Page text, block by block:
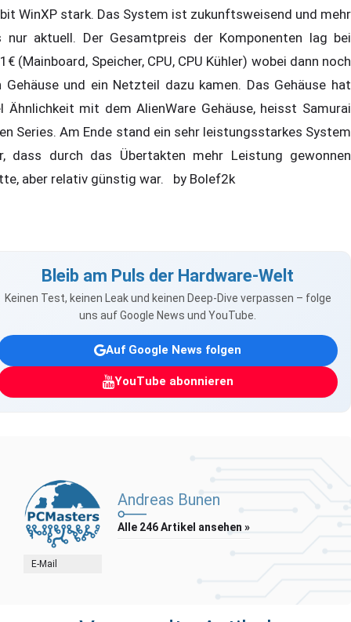
WinXP stark. Das System ist zukunftsweisend und mehr
nur aktuell. Der Gesamtpreis der Komponenten lag bei
(Mainboard, Speicher, CPU, CPU Kühler) wobei dann noch
Gehäuse und ein Netzteil dazu kamen. Das Gehäuse hat
Ähnlichkeit mit dem AlienWare Gehäuse, heisst Samurai
Series. Am Ende stand ein sehr leistungsstarkes System
dass durch das Übertakten mehr Leistung gewonnen
aber relativ günstig war. by Bolef2k
Bleib am Puls der Hardware-Welt
Keinen Test, keinen Leak und keinen Deep-Dive verpassen – folge
uns auf Google News und YouTube.
Auf Google News folgen
YouTube abonnieren
E-Mail
Andreas Bunen
Alle 246 Artikel ansehen »